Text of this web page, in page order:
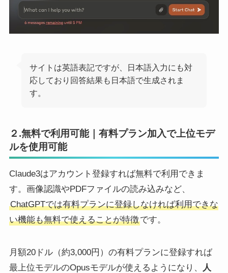
サイトは英語表記ですが、日本語入力にも対
応しており回答結果も日本語で生成されま
す。
２.無料で利用可能｜有料プラン加入で上位モデ
ルを使用可能
Claude3はアカウント登録すれば無料で利用できま
す。画像認識やPDFファイルの読み込みなど、
ChatGPTでは有料プランに登録しなければ利用できな
い機能も無料で使えることが特徴です。
月額20ドル（約3,000円）の有料プランに登録すれば
最上位モデルのOpusモデルが使えるようになり、
人